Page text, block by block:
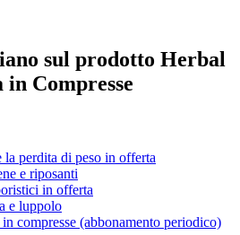
sul prodotto Herbal
Compresse
la perdita di peso in offerta
e riposanti
in offerta
e luppolo
compresse (abbonamento periodico)